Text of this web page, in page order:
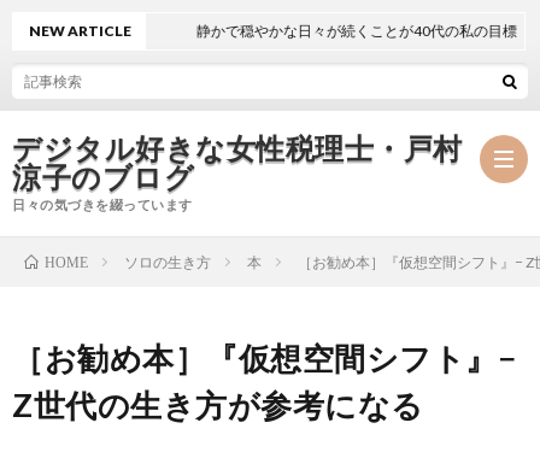
デジタル好きな女性税理士・戸村
涼子のブログ
日々の気づきを綴っています
ロ
事
NEW ARTICLE 静かで穏やかな日々が続くことが40代の私の目標
HOME ソロの生き方 本 ［お勧め本］『仮想空間シフト』−
［お勧め本］『仮想空間シフト』−
Z世代の生き方が参考になる